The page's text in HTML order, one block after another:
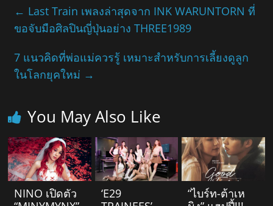
← Last Train เพลงล่าสุดจาก INK WARUNTORN ที่
ขอจับมือศิลปินญี่ปุ่นอย่าง THREE1989
7 แนวคิดที่พ่อแม่ควรรู้ เหมาะสำหรับการเลี้ยงดูลูก
ในโลกยุคใหม่ →
You May Also Like
NINO เปิดตัว
‘E29
“ไบร์ท-ต้าเห